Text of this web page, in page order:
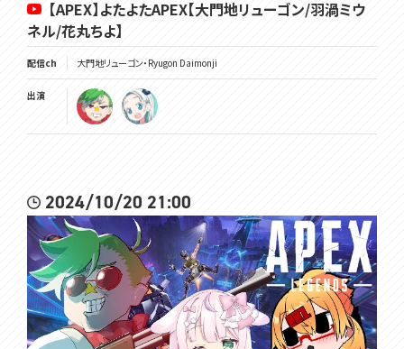
【APEX】よたよたAPEX【大門地リューゴン/羽渦ミウ
ネル/花丸ちよ】
配信ch 大門地リューゴン・Ryugon Daimonji
出演
2024/10/20 21:00